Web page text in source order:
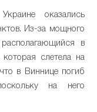
оказались
Из-за мощного
в
слетела на
в Виннице погиб
на него